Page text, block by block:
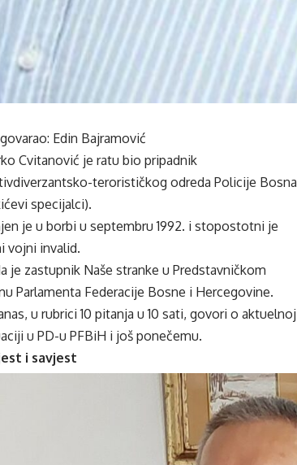
Edin Bajramović
Cvitanović je ratu bio pripadnik
terorističkog odreda Policije Bosna
specijalci).
je u borbi u septembru 1992. i stopostotni je
vojni invalid.
je zastupnik Naše stranke u Predstavničkom
Parlamenta Federacije Bosne i Hercegovine.
u rubrici 10 pitanja u 10 sati, govori o aktuelnoj
u PD-u PFBiH i još ponečemu.
i savjest